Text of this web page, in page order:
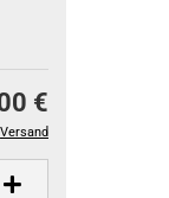
€
Versand